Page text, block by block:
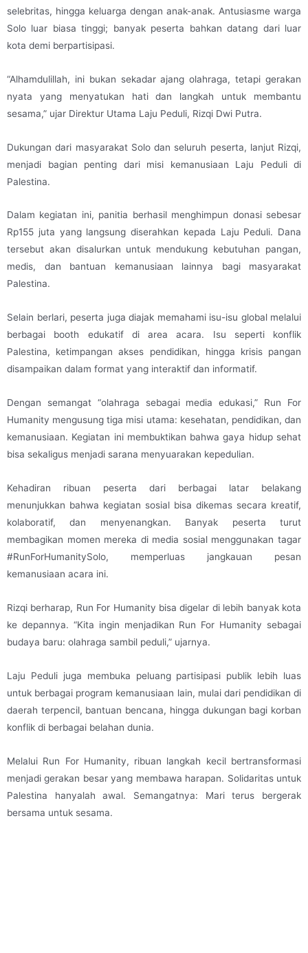
selebritas, hingga keluarga dengan anak-anak. Antusiasme warga
Solo luar biasa tinggi; banyak peserta bahkan datang dari luar
kota demi berpartisipasi.
“Alhamdulillah, ini bukan sekadar ajang olahraga, tetapi gerakan
nyata yang menyatukan hati dan langkah untuk membantu
sesama,” ujar Direktur Utama Laju Peduli, Rizqi Dwi Putra.
Dukungan dari masyarakat Solo dan seluruh peserta, lanjut Rizqi,
menjadi bagian penting dari misi kemanusiaan Laju Peduli di
Palestina.
Dalam kegiatan ini, panitia berhasil menghimpun donasi sebesar
Rp155 juta yang langsung diserahkan kepada Laju Peduli. Dana
tersebut akan disalurkan untuk mendukung kebutuhan pangan,
medis, dan bantuan kemanusiaan lainnya bagi masyarakat
Palestina.
Selain berlari, peserta juga diajak memahami isu-isu global melalui
berbagai booth edukatif di area acara. Isu seperti konflik
Palestina, ketimpangan akses pendidikan, hingga krisis pangan
disampaikan dalam format yang interaktif dan informatif.
Dengan semangat “olahraga sebagai media edukasi,” Run For
Humanity mengusung tiga misi utama: kesehatan, pendidikan, dan
kemanusiaan. Kegiatan ini membuktikan bahwa gaya hidup sehat
bisa sekaligus menjadi sarana menyuarakan kepedulian.
Kehadiran ribuan peserta dari berbagai latar belakang
menunjukkan bahwa kegiatan sosial bisa dikemas secara kreatif,
kolaboratif, dan menyenangkan. Banyak peserta turut
membagikan momen mereka di media sosial menggunakan tagar
#RunForHumanitySolo, memperluas jangkauan pesan
kemanusiaan acara ini.
Rizqi berharap, Run For Humanity bisa digelar di lebih banyak kota
ke depannya. “Kita ingin menjadikan Run For Humanity sebagai
budaya baru: olahraga sambil peduli,” ujarnya.
Laju Peduli juga membuka peluang partisipasi publik lebih luas
untuk berbagai program kemanusiaan lain, mulai dari pendidikan di
daerah terpencil, bantuan bencana, hingga dukungan bagi korban
konflik di berbagai belahan dunia.
Melalui Run For Humanity, ribuan langkah kecil bertransformasi
menjadi gerakan besar yang membawa harapan. Solidaritas untuk
Palestina hanyalah awal. Semangatnya: Mari terus bergerak
bersama untuk sesama.